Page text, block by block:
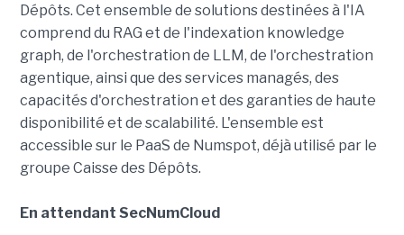
Dépôts. Cet ensemble de solutions destinées à l'IA
comprend du RAG et de l'indexation knowledge
graph, de l'orchestration de LLM, de l'orchestration
agentique, ainsi que des services managés, des
capacités d'orchestration et des garanties de haute
disponibilité et de scalabilité. L'ensemble est
accessible sur le PaaS de Numspot, déjà utilisé par le
groupe Caisse des Dépôts.
En attendant SecNumCloud